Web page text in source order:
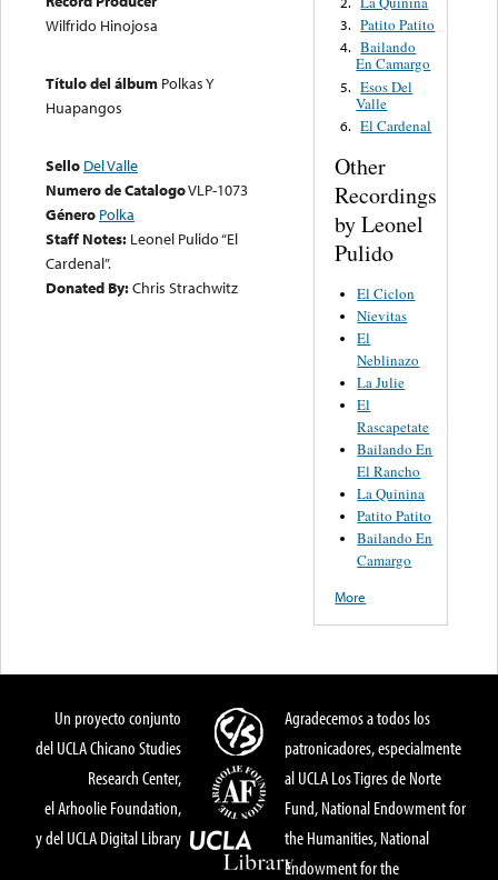
Wilfrido Hinojosa
Título del álbum Polkas Y
Huapangos
Sello Del Valle
Numero de CatalogoVLP-1073
Género Polka
Staff Notes: Leonel Pulido “El
Cardenal”.
Donated By:Chris Strachwitz
3. Patito Patito
4. Bailando
En Camargo
5. Esos Del
Valle
6. El Cardenal
Other
Recordings
by Leonel
Pulido
El Ciclon
Nievitas
El
Neblinazo
La Julie
El
Rascapetate
Bailando En
El Rancho
La Quinina
Patito Patito
Bailando En
Camargo
More
Un proyecto conjunto
del UCLA Chicano Studies
Research Center,
el Arhoolie Foundation,
y del UCLA Digital Library
Agradecemos a todos los
patronicadores, especialmente
al UCLA Los Tigres de Norte
Fund, National Endowment for
the Humanities, National
Endowment for the